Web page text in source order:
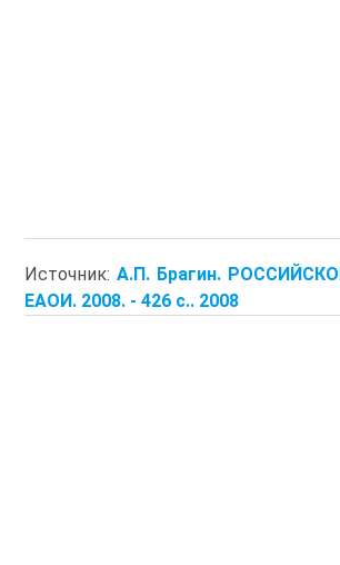
Источник: А.П. Брагин.
ЕАОИ. 2008. - 426 с.. 2008